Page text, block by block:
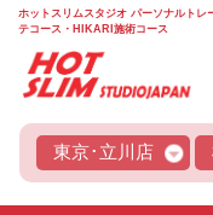
ホットスリムスタジオ パーソナルトレ
テコース・HIKARI施術コース
東京･立川店